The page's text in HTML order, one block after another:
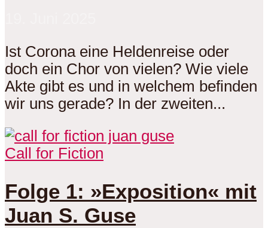
Ist Corona eine Heldenreise oder
doch ein Chor von vielen? Wie viele
Akte gibt es und in welchem befinden
wir uns gerade? In der zweiten...
Call for Fiction
Folge 1: »Exposition« mit
Juan S. Guse